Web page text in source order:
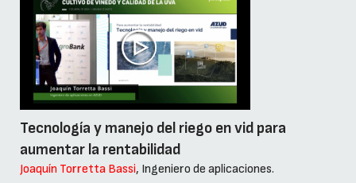
Tecnología y manejo del riego en vid para
aumentar la rentabilidad
Joaquín Torretta Bassi, Ingeniero de aplicaciones.